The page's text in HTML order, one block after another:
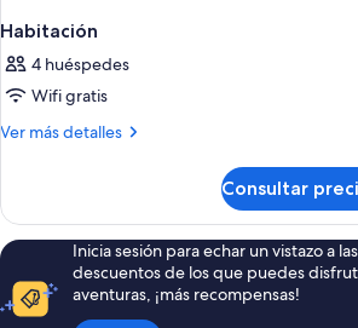
Habitación
4 huéspedes
Wifi gratis
Ver más detalles
Más
Consultar
Inicia sesión para echar un vistazo a
descuentos de los que puedes
aventuras, ¡más recompensas!